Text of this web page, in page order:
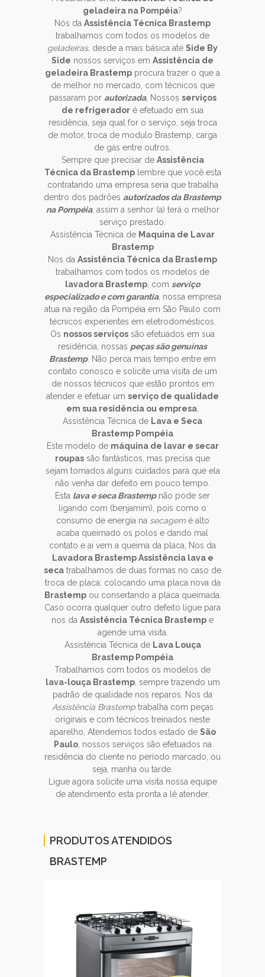
geladeira na Pompéia?
Nós da Assistência Técnica Brastemp
trabalhamos com todos os modelos de
geladeiras, desde a mais básica até Side By
Side nossos serviços em Assistência de
geladeira Brastemp procura trazer o que a
de melhor no mercado, com técnicos que
passaram por autorizada, Nossos serviços
de refrigerador é efetuado em sua
residência, seja qual for o serviço, seja troca
de motor, troca de modulo Brastemp, carga
de gás entre outros.
Sempre que precisar de Assistência
Técnica da Brastemplembre que você esta
contratando uma empresa seria que trabalha
dentro dos padrões autorizados da Brastemp
na Pompéia, assim a senhor (a) terá o melhor
serviço prestado.
Assistência Técnica de Maquina de Lavar
Brastemp
Nos da Assistência Técnica da Brastemp
trabalhamos com todos os modelos de
lavadora Brastemp , com serviço
especializado e com garantia, nossa empresa
atua na região da Pompéia em São Paulo com
técnicos experientes em eletrodomésticos.
Os nossos serviços são efetuados em sua
residência, nossas peças são genuínas
Brastemp. Não perca mais tempo entre em
contato conosco e solicite uma visita de um
de nossos técnicos que estão prontos em
atender e efetuar um serviço de qualidade
em sua residência ou empresa
Assistência Técnica de Lava e Seca
Brastemp Pompéia
Este modelo de máquina de lavar e secar
roupas são fantásticos, mas precisa que
sejam tomados alguns cuidados para que ela
não venha dar defeito em pouco tempo.
Esta lava e seca Brastempnão pode ser
ligando com (benjamim), pois como o
consumo de energia na secagemé alto
acaba queimado os polos e dando mal
contato e ai vem a queima da placa, Nos da
Lavadora Brastemp Assistência lava e
seca trabalhamos de duas formas no caso de
troca de placa: colocando uma placa nova da
Brastempou consertando a placa queimada.
Caso ocorra qualquer outro defeito ligue para
nos da Assistência Técnica Brastemp e
agende uma visita.
Assistência Técnica de Lava Louça
Brastemp Pompéia
Trabalhamos com todos os modelos de
lava-louça Brastemp, sempre trazendo um
padrão de qualidade nos reparos. Nos da
Assistência Brastemptrabalha com peças
originais e com técnicos treinados neste
aparelho, Atendemos todos estado de São
Paulo, nossos serviços são efetuados na
residência do cliente no período marcado, ou
seja, manha ou tarde.
Ligue agora solicite uma visita nossa equipe
de atendimento esta pronta a lê atender.
PRODUTOS ATENDIDOS
BRASTEMP